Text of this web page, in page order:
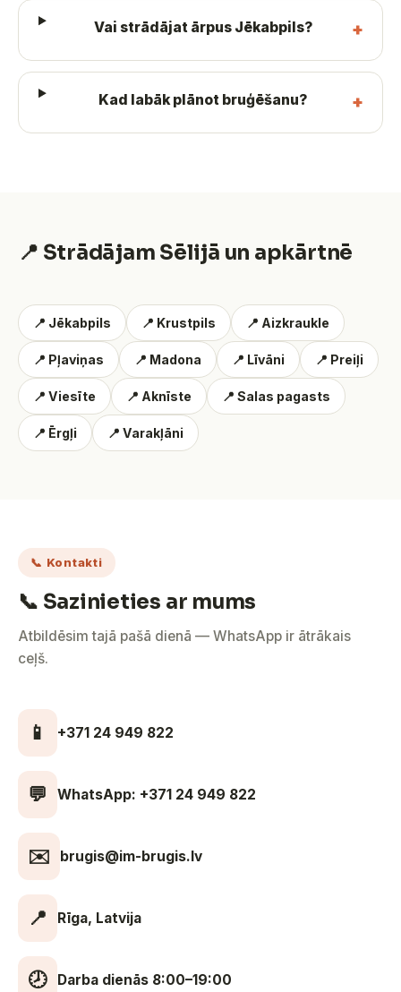
Vai strādājat ārpus Jēkabpils?
Kad labāk plānot bruģēšanu?
📍 Strādājam Sēlijā un apkārtnē
📍 Jēkabpils 📍 Krustpils 📍 Aizkraukle
📍 Pļaviņas 📍 Madona 📍 Līvāni 📍 Preiļi
📍 Viesīte 📍 Aknīste 📍 Salas pagasts
📍 Ērgļi 📍 Varakļāni
📞 Kontakti
📞 Sazinieties ar mums
Atbildēsim tajā pašā dienā — WhatsApp ir ātrākais
ceļš.
📱 +371 24 949 822
💬 WhatsApp: +371 24 949 822
✉️ brugis@im-brugis.lv
📍 Rīga, Latvija
🕗 Darba dienās 8:00–19:00